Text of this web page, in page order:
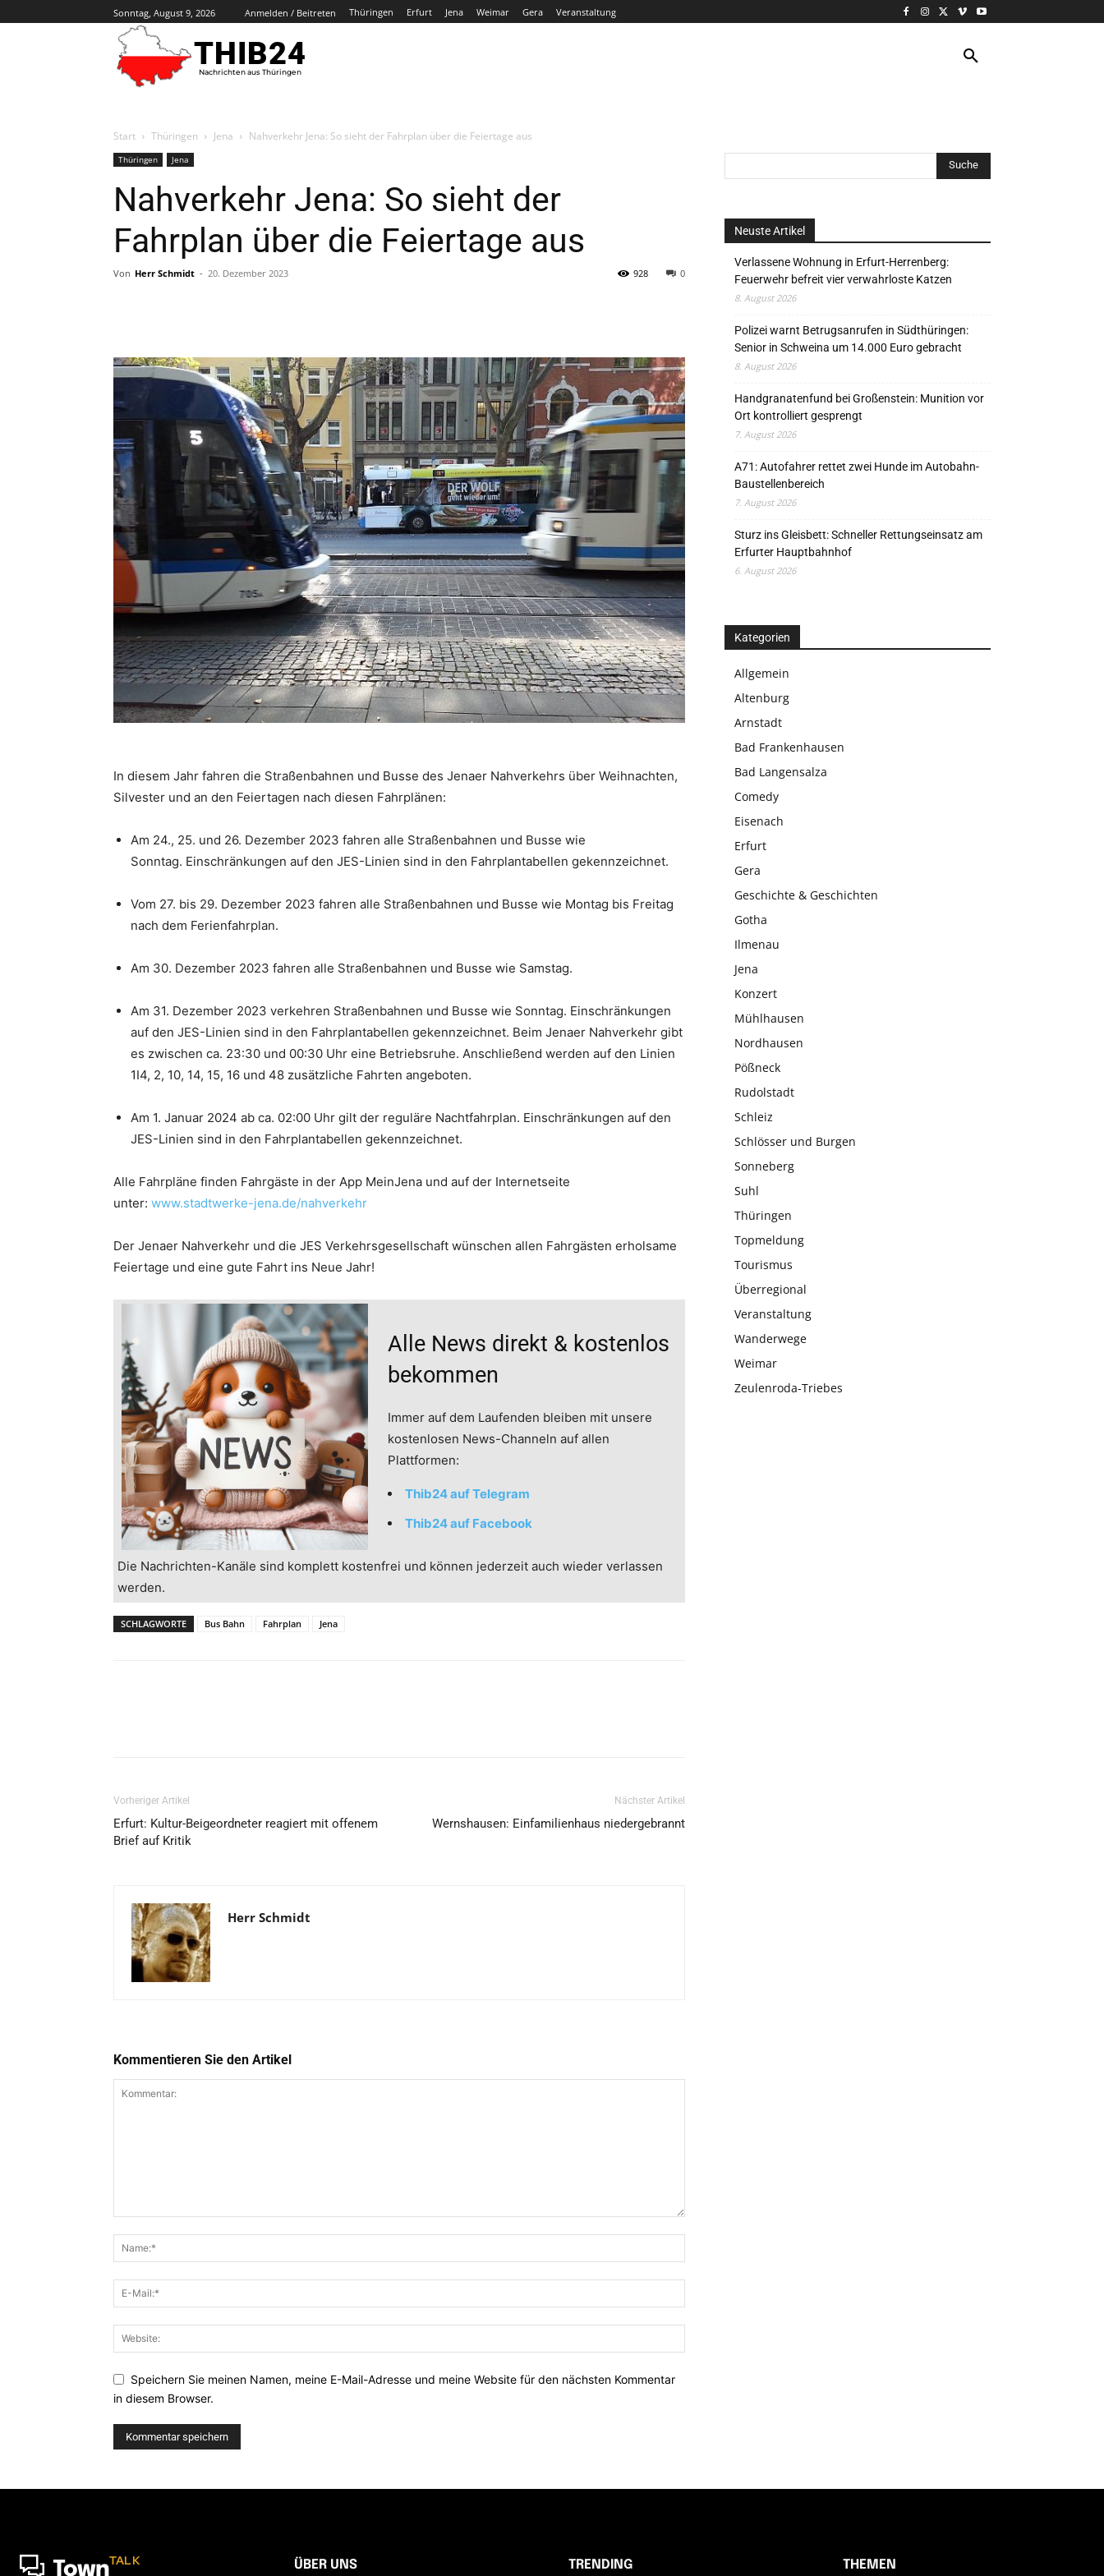
Sonntag, August 9, 2026 Anmelden / Beitreten Thüringen Erfurt Jena Weimar Gera Veranstaltung
THIB24
Nachrichten aus Thüringen
Start Thüringen Jena Nahverkehr Jena: So sieht der Fahrplan über die Feiertage aus
Thüringen Jena
Nahverkehr Jena: So sieht der
Fahrplan über die Feiertage aus
Von Herr Schmidt - 20. Dezember 2023 0
928
In diesem Jahr fahren die Straßenbahnen und Busse des Jenaer Nahverkehrs über Weihnachten,
Silvester und an den Feiertagen nach diesen Fahrplänen:
Am 24., 25. und 26. Dezember 2023 fahren alle Straßenbahnen und Busse wie
Sonntag. Einschränkungen auf den JES-Linien sind in den Fahrplantabellen gekennzeichnet.
Vom 27. bis 29. Dezember 2023 fahren alle Straßenbahnen und Busse wie Montag bis Freitag
nach dem Ferienfahrplan.
Am 30. Dezember 2023 fahren alle Straßenbahnen und Busse wie Samstag.
Am 31. Dezember 2023 verkehren Straßenbahnen und Busse wie Sonntag. Einschränkungen
auf den JES-Linien sind in den Fahrplantabellen gekennzeichnet. Beim Jenaer Nahverkehr gibt
es zwischen ca. 23:30 und 00:30 Uhr eine Betriebsruhe. Anschließend werden auf den Linien
1I4, 2, 10, 14, 15, 16 und 48 zusätzliche Fahrten angeboten.
Am 1. Januar 2024 ab ca. 02:00 Uhr gilt der reguläre Nachtfahrplan. Einschränkungen auf den
JES-Linien sind in den Fahrplantabellen gekennzeichnet.
Alle Fahrpläne finden Fahrgäste in der App MeinJena und auf der Internetseite
unter: www.stadtwerke-jena.de/nahverkehr
Der Jenaer Nahverkehr und die JES Verkehrsgesellschaft wünschen allen Fahrgästen erholsame
Feiertage und eine gute Fahrt ins Neue Jahr!
Alle News direkt & kostenlos
bekommen
Immer auf dem Laufenden bleiben mit unsere
kostenlosen News-Channeln auf allen
Plattformen:
Thib24 auf Telegram
Thib24 auf Facebook
Die Nachrichten-Kanäle sind komplett kostenfrei und können jederzeit auch wieder verlassen
werden.
SCHLAGWORTE Bus Bahn Fahrplan Jena
Vorheriger Artikel
Erfurt: Kultur-Beigeordneter reagiert mit offenem
Brief auf Kritik
Nächster Artikel
Wernshausen: Einfamilienhaus niedergebrannt
Herr Schmidt
Kommentieren Sie den Artikel
Speichern Sie meinen Namen, meine E-Mail-Adresse und meine Website für den nächsten Kommentar
in diesem Browser.
Neuste Artikel
Verlassene Wohnung in Erfurt-Herrenberg:
Feuerwehr befreit vier verwahrloste Katzen
8. August 2026
Polizei warnt Betrugsanrufen in Südthüringen:
Senior in Schweina um 14.000 Euro gebracht
8. August 2026
Handgranatenfund bei Großenstein: Munition vor
Ort kontrolliert gesprengt
7. August 2026
A71: Autofahrer rettet zwei Hunde im Autobahn-
Baustellenbereich
7. August 2026
Sturz ins Gleisbett: Schneller Rettungseinsatz am
Erfurter Hauptbahnhof
6. August 2026
Kategorien
Allgemein
Altenburg
Arnstadt
Bad Frankenhausen
Bad Langensalza
Comedy
Eisenach
Erfurt
Gera
Geschichte & Geschichten
Gotha
Ilmenau
Jena
Konzert
Mühlhausen
Nordhausen
Pößneck
Rudolstadt
Schleiz
Schlösser und Burgen
Sonneberg
Suhl
Thüringen
Topmeldung
Tourismus
Überregional
Veranstaltung
Wanderwege
Weimar
Zeulenroda-Triebes
TownTALK ÜBER UNS TRENDING THEMEN